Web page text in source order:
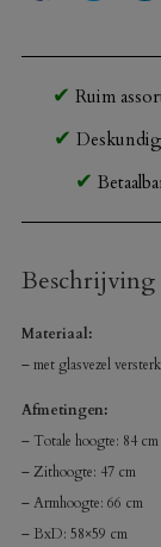
Ruim
Beschrijving
Materiaal:
– met glasvezel
Afmetingen:
– Totale hoogte: 84 cm
– Zithoogte: 47 cm
– Armhoogte: 66 cm
– BxD: 58×59 cm